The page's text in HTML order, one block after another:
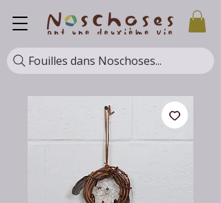
Fouilles dans Noschoses...